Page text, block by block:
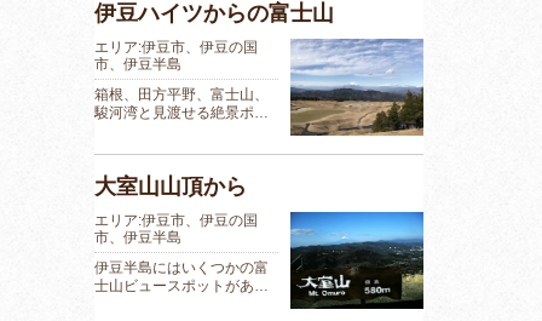
伊豆ハイツからの富士山
エリア:伊豆市、伊豆の国
市、伊豆半島
箱根、田方平野、富士山、
駿河湾と見渡せる絶景ポ…
大室山山頂から
エリア:伊豆市、伊豆の国
市、伊豆半島
伊豆半島にはいくつかの富
士山ビュースポットがあ…